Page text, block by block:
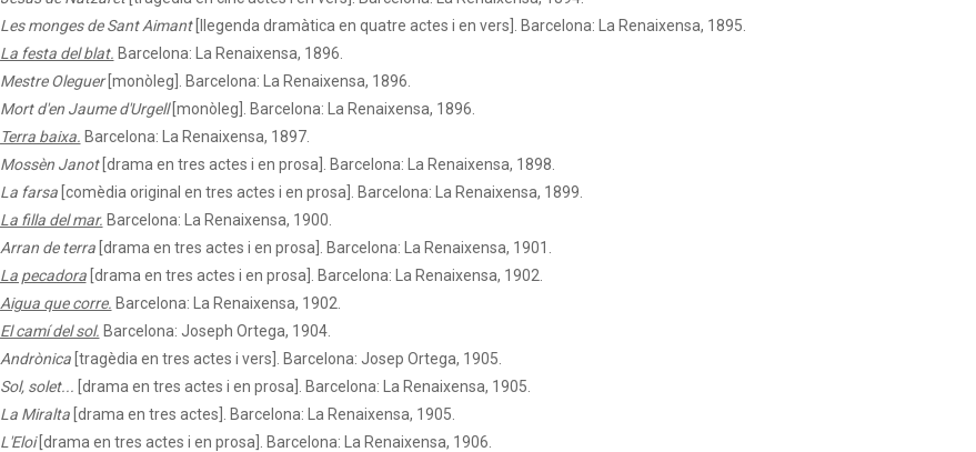
Les monges de Sant Aimant [llegenda dramàtica en quatre actes i en vers]. Barcelona: La Renaixensa, 1895.
La festa del blat. Barcelona: La Renaixensa, 1896.
Mestre Oleguer [monòleg]. Barcelona: La Renaixensa, 1896.
Mort d'en Jaume d'Urgell [monòleg]. Barcelona: La Renaixensa, 1896.
Terra baixa. Barcelona: La Renaixensa, 1897.
Mossèn Janot [drama en tres actes i en prosa]. Barcelona: La Renaixensa, 1898.
La farsa [comèdia original en tres actes i en prosa]. Barcelona: La Renaixensa, 1899.
La filla del mar. Barcelona: La Renaixensa, 1900.
Arran de terra [drama en tres actes i en prosa]. Barcelona: La Renaixensa, 1901.
La pecadora [drama en tres actes i en prosa]. Barcelona: La Renaixensa, 1902.
Aigua que corre. Barcelona: La Renaixensa, 1902.
El camí del sol. Barcelona: Joseph Ortega, 1904.
Andrònica [tragèdia en tres actes i vers]. Barcelona: Josep Ortega, 1905.
Sol, solet... [drama en tres actes i en prosa]. Barcelona: La Renaixensa, 1905.
La Miralta [drama en tres actes]. Barcelona: La Renaixensa, 1905.
L'Eloi [drama en tres actes i en prosa]. Barcelona: La Renaixensa, 1906.